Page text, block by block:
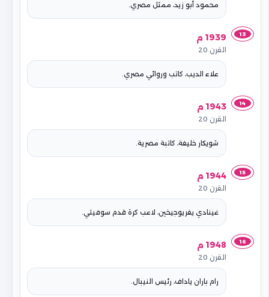
محمود أبو زيد، ممثل مصري.
13 1939 م
القرن 20
علاء الديب، كاتب وروائي مصري.
14 1943 م
القرن 20
شويكار خليفة، كاتبة مصرية.
15 1944 م
القرن 20
غينادي يفريوجيخين، لاعب كرة قدم سوفيتي.
16 1948 م
القرن 20
رام باران ياداف، رئيس النيبال.